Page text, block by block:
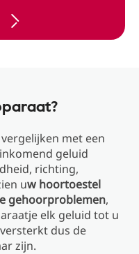
met een
geluid
richting,
uw hoortoestel
gehoorproblemen,
elk geluid tot u
dus de
zijn.